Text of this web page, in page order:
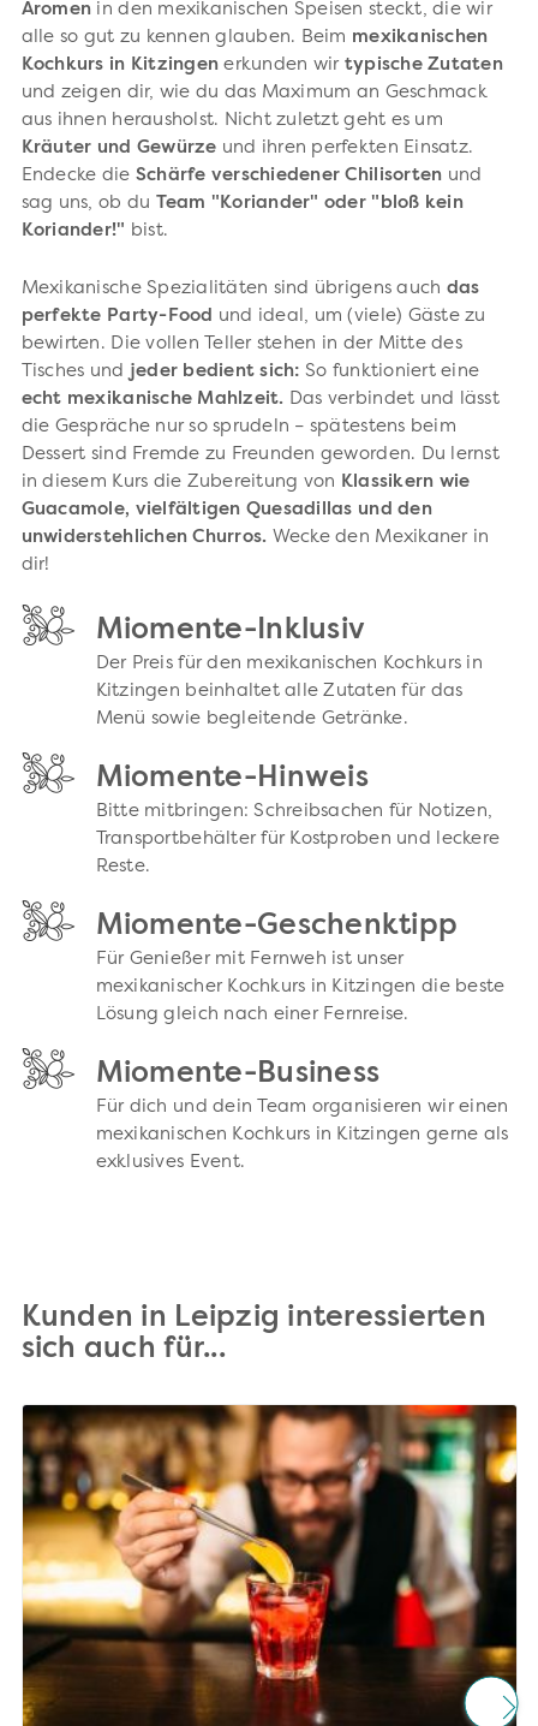
Aromen in den mexikanischen Speisen steckt, die wir
alle so gut zu kennen glauben. Beim mexikanischen
Kochkurs in Kitzingen erkunden wir typische Zutaten
und zeigen dir, wie du das Maximum an Geschmack
aus ihnen herausholst. Nicht zuletzt geht es um
Kräuter und Gewürze und ihren perfekten Einsatz.
Endecke die Schärfe verschiedener Chilisorten und
sag uns, ob du Team "Koriander" oder "bloß kein
Koriander!" bist.
Mexikanische Spezialitäten sind übrigens auch das
perfekte Party-Food und ideal, um (viele) Gäste zu
bewirten. Die vollen Teller stehen in der Mitte des
Tisches und jeder bedient sich: So funktioniert eine
echt mexikanische Mahlzeit. Das verbindet und lässt
die Gespräche nur so sprudeln – spätestens beim
Dessert sind Fremde zu Freunden geworden. Du lernst
in diesem Kurs die Zubereitung von Klassikern wie
Guacamole, vielfältigen Quesadillas und den
unwiderstehlichen Churros. Wecke den Mexikaner in
dir!
Miomente-Inklusiv
Der Preis für den mexikanischen Kochkurs in
Kitzingen beinhaltet alle Zutaten für das
Menü sowie begleitende Getränke.
Miomente-Hinweis
Bitte mitbringen: Schreibsachen für Notizen,
Transportbehälter für Kostproben und leckere
Reste.
Miomente-Geschenktipp
Für Genießer mit Fernweh ist unser
mexikanischer Kochkurs in Kitzingen die beste
Lösung gleich nach einer Fernreise.
Miomente-Business
Für dich und dein Team organisieren wir einen
mexikanischen Kochkurs in Kitzingen gerne als
exklusives Event.
Kunden in Leipzig interessierten
sich auch für...